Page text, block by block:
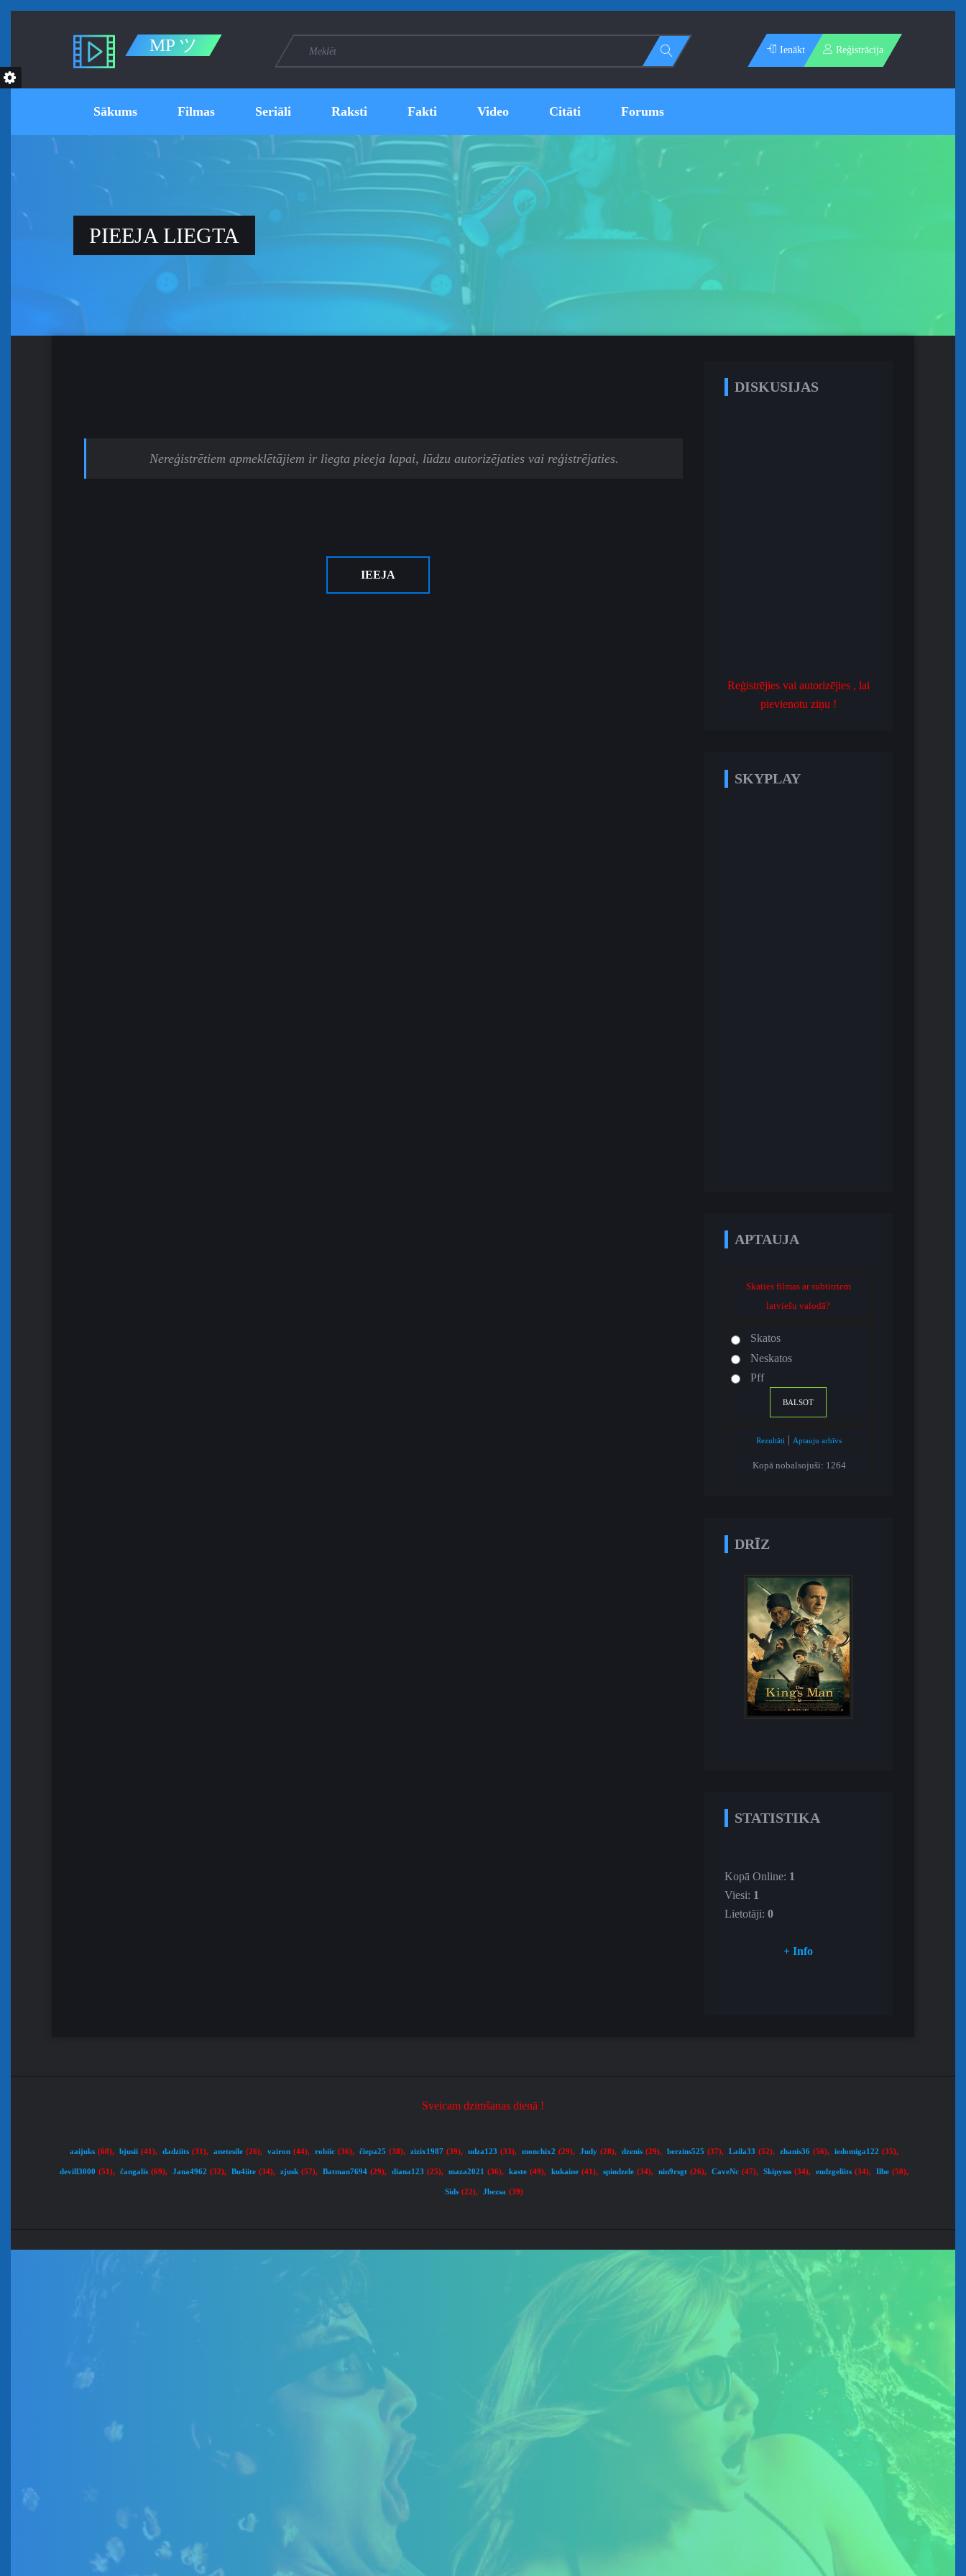
MP ツ Ienākt Reģistrācija
Sākums Filmas Seriāli Raksti Fakti Video Citāti Forums
PIEEJA LIEGTA
Nereģistrētiem apmeklētājiem ir liegta pieeja lapai, lūdzu autorizējaties vai reģistrējaties.
IEEJA
DISKUSIJAS
Reģistrējies vai autorizējies , lai
pievienotu ziņu !
SKYPLAY
APTAUJA
Skaties filmas ar subtitriem
latviešu valodā?
Skatos
Neskatos
Pff
Rezultāti | Aptauju arhīvs
Kopā nobalsojuši: 1264
DRĪZ
STATISTIKA
Kopā Online: 1
Viesi: 1
Lietotāji: 0
+ Info
Sveicam dzimšanas dienā !
aaijuks (68), bjusii (41), dadziits (31), anetesile (26), vairon (44), robiic (36), čiepa25 (38), zizix1987 (39), udza123 (33), monchix2 (29), Judy (28), dzenis (29), berzins525 (37), Laila33 (52), zhanis36 (56), iedomiga122 (35),
devill3000 (51), čangalis (69), Jana4962 (32), Bu4iite (34), zjusk (57), Batman7694 (29), diana123 (25), maza2021 (36), kaste (49), kukaine (41), spindzele (34), nin9rsgt (26), CaveNc (47), Skipysss (34), endzgeliits (34), Ilbe (50),
Sids (22), Jbezsa (39)